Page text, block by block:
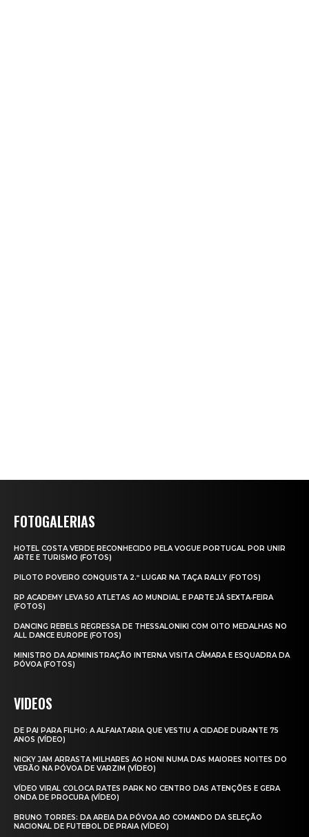
FOTOGALERIAS
HOTEL COSTA VERDE RECONHECIDO PELA VOGUE PORTUGAL POR UNIR
ARTE E TURISMO (FOTOS)
PILOTO POVEIRO CONQUISTA 2.º LUGAR NA TAÇA RALLY (FOTOS)
RP ACADEMY LEVA 50 ATLETAS AO MUNDIAL E PARTE JÁ SEXTA‑FEIRA
(FOTOS)
DANCING REBELS REGRESSA DE THESSALONIKI COM OITO MEDALHAS NO
ALL DANCE EUROPE (FOTOS)
MINISTRO DA ADMINISTRAÇÃO INTERNA VISITA CÂMARA E ESQUADRA DA
PÓVOA (FOTOS)
VIDEOS
DE PAI PARA FILHO: A ALFAIATARIA QUE VESTIU A CIDADE DURANTE 75
ANOS (VÍDEO)
NICKY JAM ARRASTA MILHARES AO HONI NUMA DAS MAIORES NOITES DO
VERÃO NA PÓVOA DE VARZIM (VÍDEO)
VÍDEO VIRAL COLOCA RATES PARK NO CENTRO DAS ATENÇÕES E GERA
ONDA DE PROCURA (VÍDEO)
BRUNO TORRES: DA AREIA DA PÓVOA AO COMANDO DA SELEÇÃO
NACIONAL DE FUTEBOL DE PRAIA (VÍDEO)